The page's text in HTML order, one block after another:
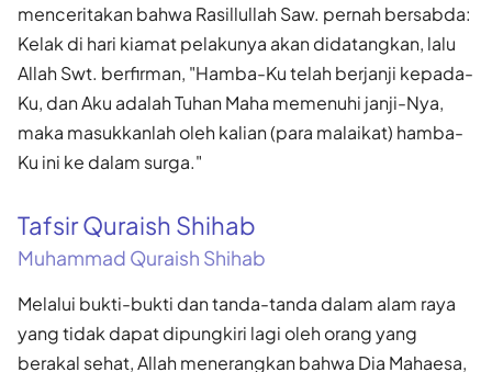
menceritakan bahwa Rasillullah Saw. pernah bersabda:
Kelak di hari kiamat pelakunya akan didatangkan, lalu
Allah Swt. berfirman, "Hamba-Ku telah berjanji kepada-
Ku, dan Aku adalah Tuhan Maha memenuhi janji-Nya,
maka masukkanlah oleh kalian (para malaikat) hamba-
Ku ini ke dalam surga."
Tafsir Quraish Shihab
Muhammad Quraish Shihab
Melalui bukti-bukti dan tanda-tanda dalam alam raya
yang tidak dapat dipungkiri lagi oleh orang yang
berakal sehat, Allah menerangkan bahwa Dia Mahaesa,